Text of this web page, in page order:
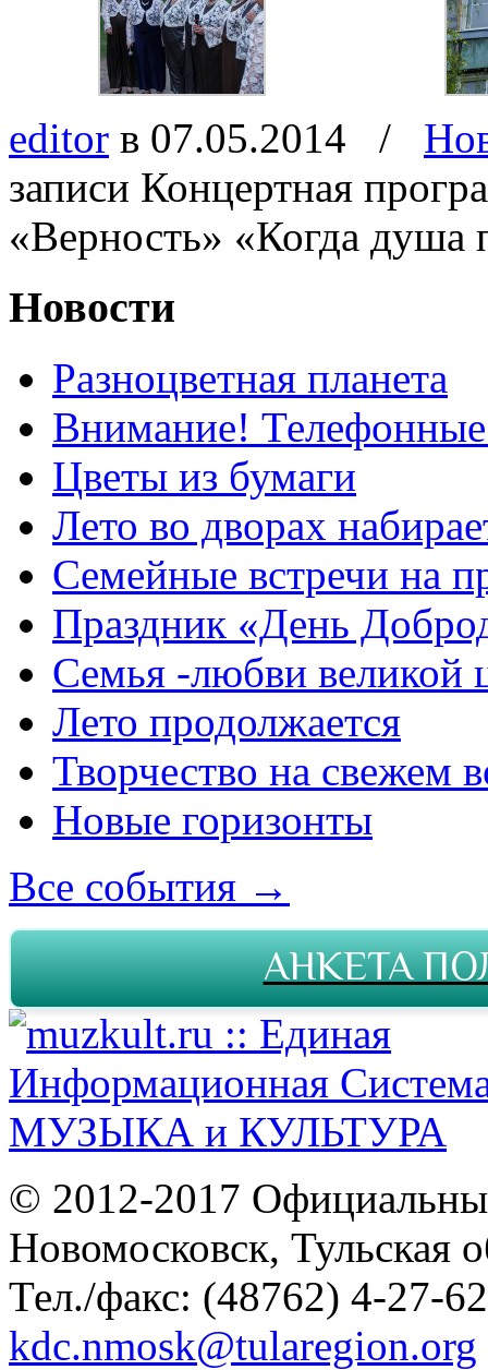
editor в 07.05.2014 /
записи Концертная
«Верность» «Когда душа
Новости
Разноцветная планета
Внимание!
Цветы из бумаги
Лето во дворах
Семейные встречи на
Праздник «День
Семья -любви великой
Лето продолжается
Творчество на свежем
Новые горизонты
Все события →
АНКЕТА
© 2012-2017
Новомосковск, Тульская
Тел./факс: (48762) 4-27-
kdc.nmosk@tularegion.org